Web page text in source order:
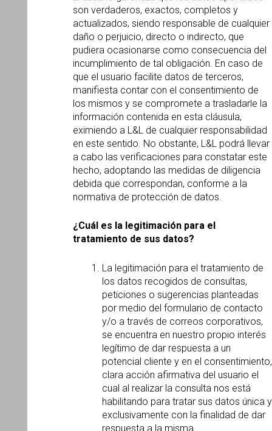
son verdaderos, exactos, completos y
actualizados, siendo responsable de cualquier
daño o perjuicio, directo o indirecto, que
pudiera ocasionarse como consecuencia del
incumplimiento de tal obligación. En caso de
que el usuario facilite datos de terceros,
manifiesta contar con el consentimiento de
los mismos y se compromete a trasladarle la
información contenida en esta cláusula,
eximiendo a L&L de cualquier responsabilidad
en este sentido. No obstante, L&L podrá llevar
a cabo las verificaciones para constatar este
hecho, adoptando las medidas de diligencia
debida que correspondan, conforme a la
normativa de protección de datos.
¿Cuál es la legitimación para el
tratamiento de sus datos?
La legitimación para el tratamiento de
los datos recogidos de consultas,
peticiones o sugerencias planteadas
por medio del formulario de contacto
y/o a través de correos corporativos,
se encuentra en nuestro propio interés
legítimo de dar respuesta a un
potencial cliente y en el consentimiento,
clara acción afirmativa del usuario el
cual al realizar la consulta nos está
habilitando para tratar sus datos única y
exclusivamente con la finalidad de dar
respuesta a la misma.